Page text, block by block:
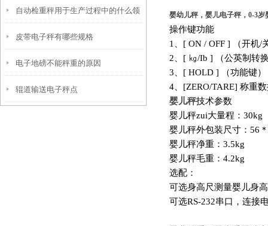
自动检重秤用于生产过程中的什么领
域
皮带电子秤有哪些规格
电子地磅不能秤重的原因
辊道输送电子秤点
婴幼儿秤，婴儿电子秤，0-3岁
操作键功能
1
、[ ON / OFF ] （开机
2 、[ ㎏/Ib ] （公英制转
3 、[ HOLD ] （功能键）
4 、[ZERO/TARE] 称重
婴儿秤技术参数
婴儿秤zui大量程：30kg
婴儿秤外包装尺寸：56
婴儿秤净重：3.5kg
婴儿秤毛重：4.2kg
选配：
可选身高尺测量婴儿身高
可选RS-232串口，连接